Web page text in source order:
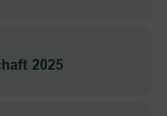
2025